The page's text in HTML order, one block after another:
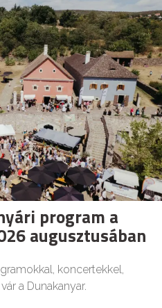
program a
augusztusában
koncertekkel,
a Dunakanyar.